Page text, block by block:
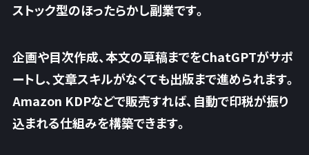
ストック型のほったらかし副業です。
企画や目次作成、本文の草稿までをChatGPTがサポ
ートし、文章スキルがなくても出版まで進められます。
Amazon KDPなどで販売すれば、 自動で印税が振り
込まれる仕組みを構築できます。